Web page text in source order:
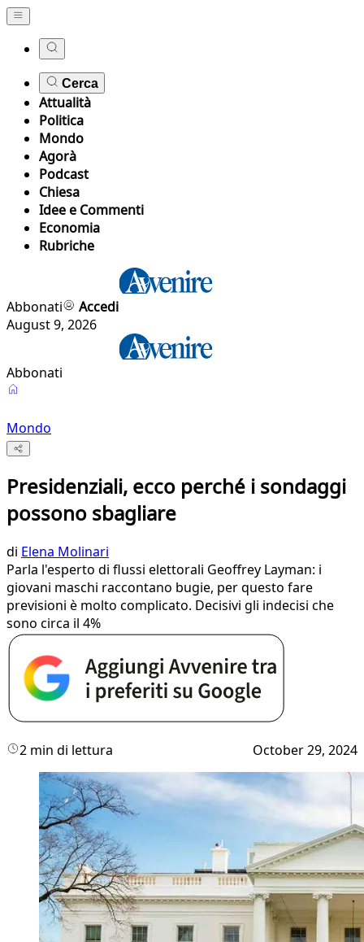
Cerca
Attualità
Politica
Mondo
Agorà
Podcast
Chiesa
Idee e Commenti
Economia
Rubriche
Abbonati
Accedi
August 9, 2026
Abbonati
Mondo
Presidenziali, ecco perché i sondaggi
possono sbagliare
di Elena Molinari
Parla l'esperto di flussi elettorali Geoffrey Layman: i
giovani maschi raccontano bugie, per questo fare
previsioni è molto complicato. Decisivi gli indecisi che
sono circa il 4%
2 min di lettura October 29, 2024